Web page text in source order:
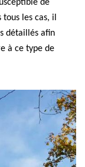
de
les cas, il
détaillés afin
à ce type de